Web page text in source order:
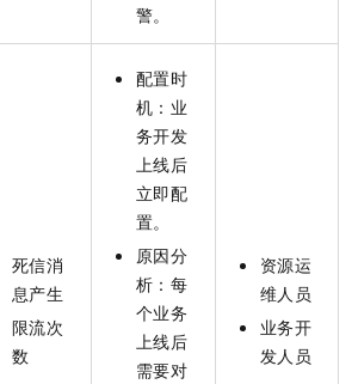
警。
死信消
息产生
限流次
数
配置时
机：业
务开发
上线后
立即配
置。
原因分
析：每
个业务
上线后
需要对
资源运
维人员
业务开
发人员